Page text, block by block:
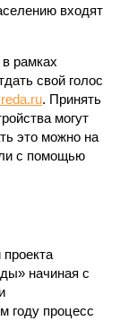
входят
рамках
свой голос
. Принять
могут
это можно на
с помощью
начиная с
году процесс